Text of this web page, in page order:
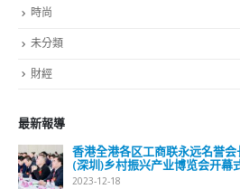
時尚
未分類
財經
最新報導
香港全港各区工商联永远名誉
(深圳)乡村振兴产业博览会开幕
2023-12-18